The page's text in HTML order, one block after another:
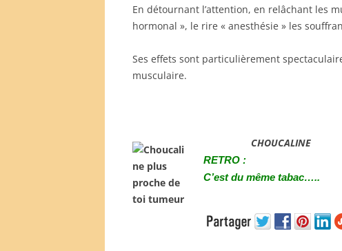
En détournant l’attention, en relâchant les
hormonal », le rire « anesthésie » les
Ses effets sont particulièrement
musculaire.
CHOUCALINE
RETRO :
C’est du même tabac…..